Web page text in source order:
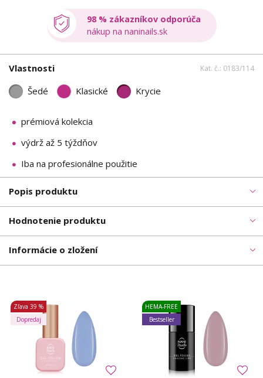
98 % zákazníkov odporúča
nákup na naninails.sk
Vlastnosti Kat. č.: 0183/114
Šedé Klasické Krycie
prémiová kolekcia
výdrž až 5 týždňov
Iba na profesionálne použitie
Popis produktu
Hodnotenie produktu
Informácie o zložení
Zľava 39 %
Dopredaj
HEMA-FREE
Bestseller